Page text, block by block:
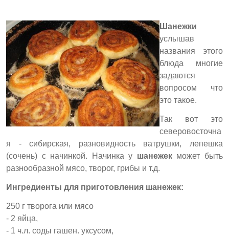
Шанежки
услышав
названия этого
блюда многие
задаются
вопросом что
это такое.
Так вот это
северовосточна
я - сибирская, разновидность ватрушки, лепешка
(сочень) с начинкой. Начинка у шанежекможет быть
разнообразной мясо, творог, грибы и т.д.
Ингредиенты для приготовления шанежек:
250 г творога или мясо
- 2 яйца,
- 1 ч.л. соды гашен. уксусом,